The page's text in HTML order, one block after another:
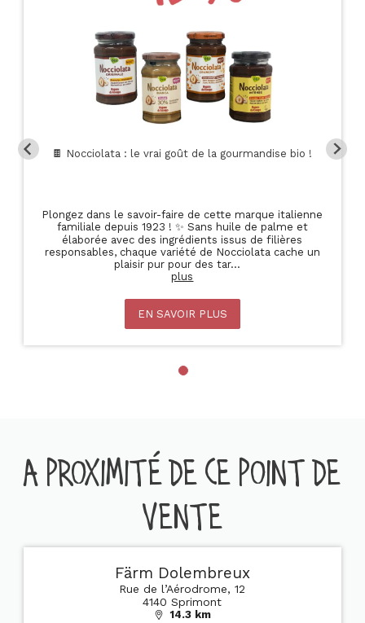
🍫 Nocciolata : le vrai goût de la gourmandise bio !
Plongez dans le savoir-faire de cette marque italienne
familiale depuis 1923 ! ✨ Sans huile de palme et
élaborée avec des ingrédients issus de filières
responsables, chaque variété de Nocciolata cache un
plaisir pur pour des tar...
plus
EN SAVOIR PLUS
A PROXIMITÉ DE CE POINT DE
VENTE
Färm Dolembreux
Rue de l’Aérodrome, 12
4140 Sprimont
14.3 km